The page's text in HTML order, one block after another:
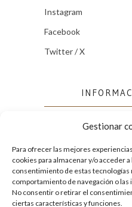
Gestionar
Para ofrecer las mejores
cookies para almacenar y/o acceder
consentimiento de estas
comportamiento de navegación o
No consentir o retirar el
ciertas características y funciones.
Instagram
Facebook
Twitter / X
Política de cookies (UE)
Política de privacidad